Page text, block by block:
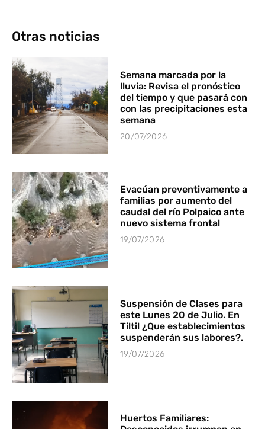
Otras noticias
Semana marcada por la
lluvia: Revisa el pronóstico
del tiempo y que pasará con
con las precipitaciones esta
semana
20/07/2026
Evacúan preventivamente a
familias por aumento del
caudal del río Polpaico ante
nuevo sistema frontal
19/07/2026
Suspensión de Clases para
este Lunes 20 de Julio. En
Tiltil ¿Que establecimientos
suspenderán sus labores?.
19/07/2026
Huertos Familiares: